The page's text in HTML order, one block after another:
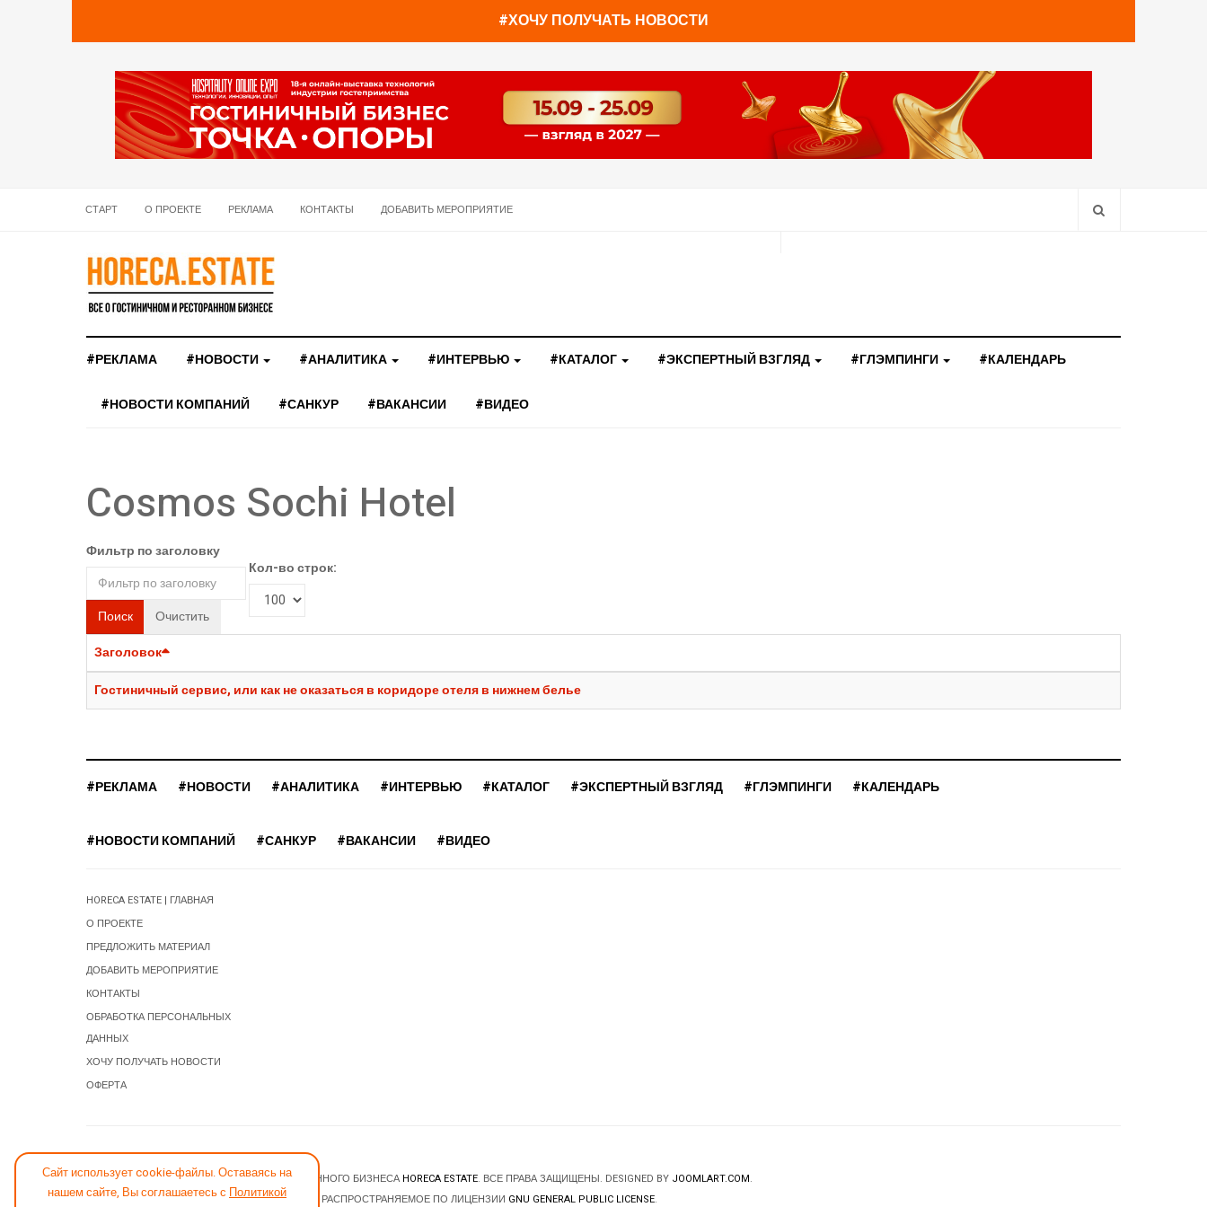
#ХОЧУ ПОЛУЧАТЬ НОВОСТИ
СТАРТ О ПРОЕКТЕ РЕКЛАМА КОНТАКТЫ ДОБАВИТЬ МЕРОПРИЯТИЕ
#РЕКЛАМА #НОВОСТИ #АНАЛИТИКА #ИНТЕРВЬЮ #КАТАЛОГ #ЭКСПЕРТНЫЙ ВЗГЛЯД #ГЛЭМПИНГИ #КАЛЕНДАРЬ
#НОВОСТИ КОМПАНИЙ #САНКУР #ВАКАНСИИ #ВИДЕО
Cosmos Sochi Hotel
Фильтр по заголовку
Поиск Очистить
Кол-во строк:
Заголовок
Гостиничный сервис, или как не оказаться в коридоре отеля в нижнем белье
Сайт использует cookie-файлы. Оставаясь на
нашем сайте, Вы соглашаетесь с Политикой
#РЕКЛАМА #НОВОСТИ #АНАЛИТИКА #ИНТЕРВЬЮ #КАТАЛОГ #ЭКСПЕРТНЫЙ ВЗГЛЯД #ГЛЭМПИНГИ #КАЛЕНДАРЬ
#НОВОСТИ КОМПАНИЙ #САНКУР #ВАКАНСИИ #ВИДЕО
HORECA ESTATE | ГЛАВНАЯ
О ПРОЕКТЕ
ПРЕДЛОЖИТЬ МАТЕРИАЛ
ДОБАВИТЬ МЕРОПРИЯТИЕ
КОНТАКТЫ
ОБРАБОТКА ПЕРСОНАЛЬНЫХ
ДАННЫХ
ХОЧУ ПОЛУЧАТЬ НОВОСТИ
ОФЕРТА
© 2026 НОВОСТИ ГОСТИНИЧНОГО И РЕСТОРАННОГО БИЗНЕСА HORECA ESTATE. ВСЕ ПРАВА ЗАЩИЩЕНЫ. DESIGNED BY JOOMLART.COM.
JOOMLA! CMS- ПРОГРАММНОЕ ОБЕСПЕЧЕНИЕ, РАСПРОСТРАНЯЕМОЕ ПО ЛИЦЕНЗИИ GNU GENERAL PUBLIC LICENSE.